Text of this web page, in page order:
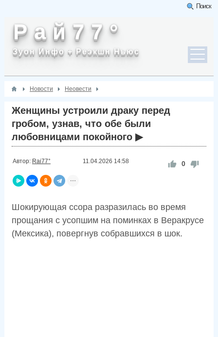
Поиск
Р а й 7 7 °
Зуон Инфо + Реэкшн Ньюс
Новости Неовести
Женщины устроили драку перед
гробом, узнав, что обе были
любовницами покойного ▶
Автор: Rai77° 11.04.2026 14:58 0
Шокирующая ссора разразилась во время
прощания с усопшим на поминках в Веракрусе
(Мексика), повергнув собравшихся в шок.